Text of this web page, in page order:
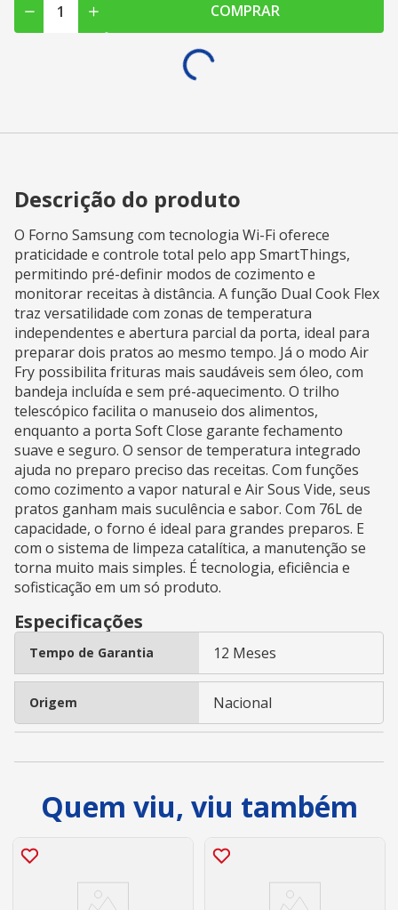
COMPRAR
Descrição do produto
O Forno Samsung com tecnologia Wi-Fi oferece
praticidade e controle total pelo app SmartThings,
permitindo pré-definir modos de cozimento e
monitorar receitas à distância. A função Dual Cook Flex
traz versatilidade com zonas de temperatura
independentes e abertura parcial da porta, ideal para
preparar dois pratos ao mesmo tempo. Já o modo Air
Fry possibilita frituras mais saudáveis sem óleo, com
bandeja incluída e sem pré-aquecimento. O trilho
telescópico facilita o manuseio dos alimentos,
enquanto a porta Soft Close garante fechamento
suave e seguro. O sensor de temperatura integrado
ajuda no preparo preciso das receitas. Com funções
como cozimento a vapor natural e Air Sous Vide, seus
pratos ganham mais suculência e sabor. Com 76L de
capacidade, o forno é ideal para grandes preparos. E
com o sistema de limpeza catalítica, a manutenção se
torna muito mais simples. É tecnologia, eficiência e
sofisticação em um só produto.
Especificações
Tempo de Garantia 12 Meses
Origem Nacional
Quem viu, viu também